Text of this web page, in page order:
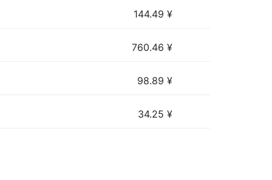
144.49 ¥
760.46 ¥
98.89 ¥
34.25 ¥